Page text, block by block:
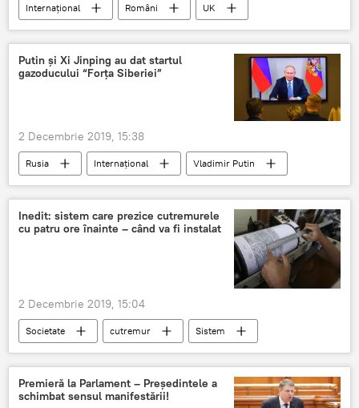
Internaţional Români
UK
Brexit. Marea Britanie a ieșit din UE
Brexit
Putin și Xi Jinping au dat startul
gazoducului “Forța Siberiei”
2 Decembrie 2019, 15:38
Rusia Internaţional
Vladimir Putin
Xi Jinping
Gazoduct
Inedit: sistem care prezice cutremurele
cu patru ore înainte – când va fi instalat
2 Decembrie 2019, 15:04
Societate cutremur
Sistem
Preziceri
Premieră la Parlament – Președintele a
schimbat sensul manifestării!